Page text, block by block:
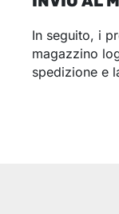
In seguito, i
magazzino
spedizione e